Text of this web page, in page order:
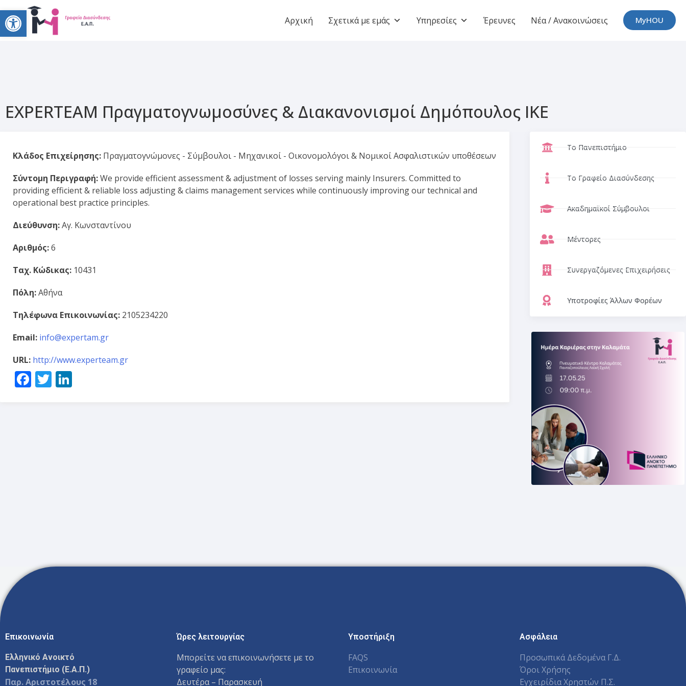
Open toolbar Αρχική Σχετικά με εμάς Υπηρεσίες Έρευνες Νέα / Ανακοινώσεις MyHOU
EXPERTEAM Πραγματογνωμοσύνες & Διακανονισμοί Δημόπουλος ΙΚΕ
Κλάδος Επιχείρησης: Πραγματογνώμονες - Σύμβουλοι - Μηχανικοί - Οικονομολόγοι & Νομικοί Ασφαλιστικών υποθέσεων
Σύντομη Περιγραφή:We provide efficient assessment & adjustment of losses serving mainly Insurers. Committed to
providing efficient & reliable loss adjusting & claims management services while continuously improving our technical and
operational best practice principles.
Διεύθυνση:Αγ. Κωνσταντίνου
Αριθμός:6
Ταχ. Κώδικας: 10431
Πόλη:Αθήνα
Τηλέφωνα Επικοινωνίας: 2105234220
Email: info@expertam.gr
URL: http://www.experteam.gr
Facebook
Twitter
Το Πανεπιστήμιο
Το Γραφείο Διασύνδεσης
Ακαδημαϊκοί Σύμβουλοι
Μέντορες
Συνεργαζόμενες Επιχειρήσεις
Υποτροφίες Άλλων Φορέων
Επικοινωνία
Ελληνικό Ανοικτό
Πανεπιστήμιο (Ε.Α.Π.)
Παρ. Αριστοτέλους 18
Ώρες λειτουργίας
Μπορείτε να επικοινωνήσετε με το
γραφείο μας:
Δευτέρα – Παρασκευή
Υποστήριξη
FAQS
Επικοινωνία
Ασφάλεια
Προσωπικά Δεδομένα Γ.Δ.
Όροι Χρήσης
Εγχειρίδια Χρηστών Π.Σ.